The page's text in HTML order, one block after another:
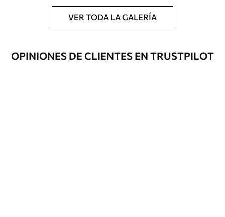
esponja suave. Los murales de pared con
recubrimiento de barniz pueden
Método de
Hasta 360 cm de altura: aplicación sin
VER TODA LA GALERÍA
OPINIONES DE CLIENTES EN TRUSTPILOT